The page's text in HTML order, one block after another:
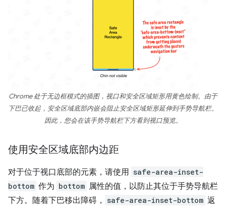
Chrome 处于无边框模式的插图，视口和安全区域矩形用黄色绘制。由于
下巴已收起，安全区域底部内嵌会阻止安全区域矩形延伸到手势导航栏。
因此，您会在该手势导航栏下方看到视口预览。
使用安全区域底部内边距
对于位于视口底部的元素，请使用 safe-area-inset-
bottom 作为 bottom 属性的值，以防止其位于手势导航栏
下方。随着下巴移出障碍，
safe-area-inset-bottom 返